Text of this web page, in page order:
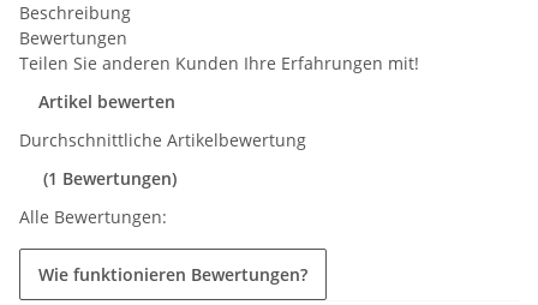
Beschreibung
Bewertungen
Durchschnittliche Artikelbewertung
(1 Bewertungen)
Teilen Sie anderen Kunden Ihre Erfahrungen mit!
Artikel bewerten
Alle Bewertungen:
Wie funktionieren Bewertungen?